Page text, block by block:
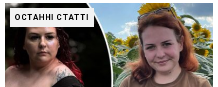
ОСТАННІ СТАТТІ